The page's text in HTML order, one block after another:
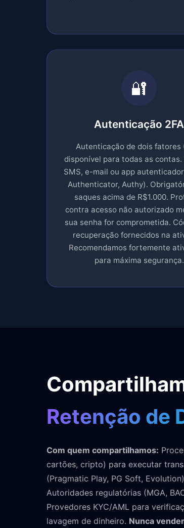
🔐
Autenticação 2FA
Autenticação de dois fatores
disponível para todas as contas.
SMS, e-mail ou app
Authenticator, Authy).
saques acima de R$1.000.
contra acesso não autorizado
sua senha for comprometida.
recuperação fornecidos na
Recomendamos fortemente
para máxima segurança.
Retenção de
Com quem compartilhamos:
cartões, cripto) para executar
(Pragmatic Play, PG Soft,
Autoridades regulatórias (MGA,
Provedores KYC/AML para
lavagem de dinheiro. Nunca